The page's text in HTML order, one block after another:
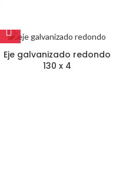
Eje galvanizado redondo
130 x 4